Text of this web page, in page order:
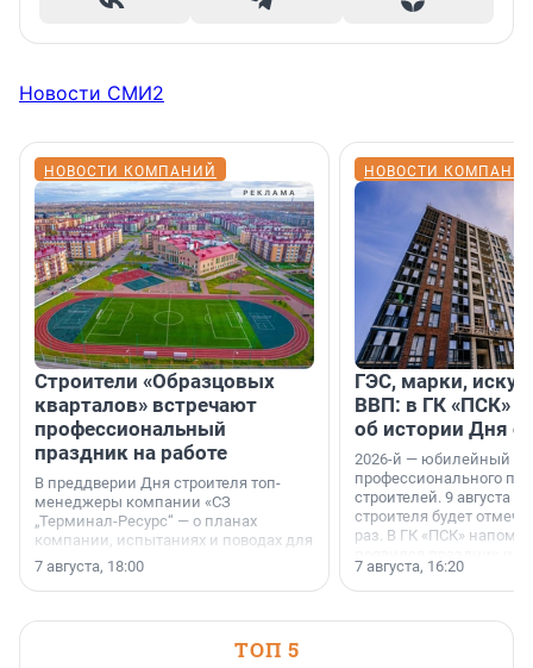
Новости СМИ2
НОВОСТИ КОМПАНИЙ
Строители «Образцовых
кварталов» встречают
профессиональный
праздник на работе
В преддверии Дня строителя топ-
менеджеры компании «СЗ
„Терминал-Ресурс“ — о планах
компании, испытаниях и поводах для
осторожного оптимизма.
7 августа, 18:00
НОВОСТИ
ГЭС, марки,
ВВП: в ГК «ПСК»
об истории Дня
2026-й — юбилейный
профессионального
строителей. 9 августа
строителя будет
раз. В ГК «ПСК»
поменялась роль
7 августа, 16:20
ТОП 5